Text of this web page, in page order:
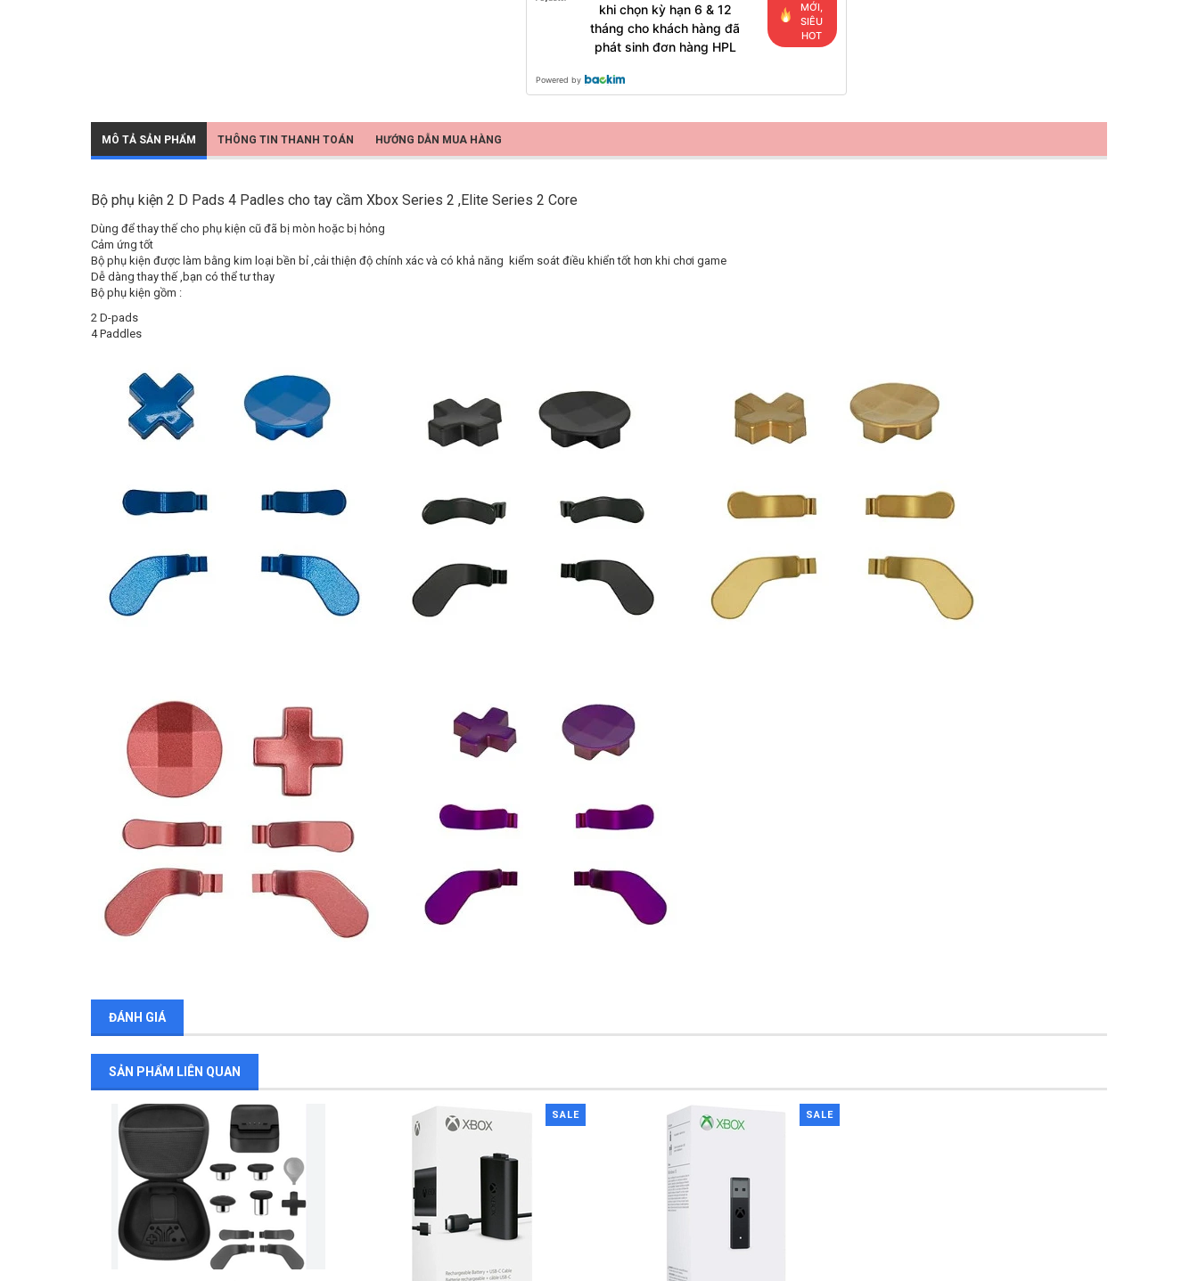
khi chọn kỳ hạn 6 & 12
tháng cho khách hàng đã
phát sinh đơn hàng HPL
MỚI,
SIÊU
HOT
Powered by
MÔ TẢ SẢN PHẨM THÔNG TIN THANH TOÁN HƯỚNG DẪN MUA HÀNG
Bộ phụ kiện 2 D Pads 4 Padles cho tay cầm Xbox Series 2 ,Elite Series 2 Core
Dùng để thay thế cho phụ kiện cũ đã bị mòn hoặc bị hỏng
Cảm ứng tốt
Bộ phụ kiện được làm bằng kim loại bền bỉ ,cải thiện độ chính xác và có khả năng kiểm soát điều khiển tốt hơn khi chơi game
Dễ dàng thay thế ,bạn có thể tư thay
Bộ phụ kiện gồm :
2 D-pads
4 Paddles
ĐÁNH GIÁ
SẢN PHẨM LIÊN QUAN
SALE SALE